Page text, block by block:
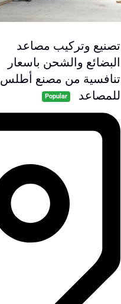
تصنيع وتركيب مصاعد
البضائع والشحن باسعار
تنافسية من مصنع أطلس
للمصاعد
Popular